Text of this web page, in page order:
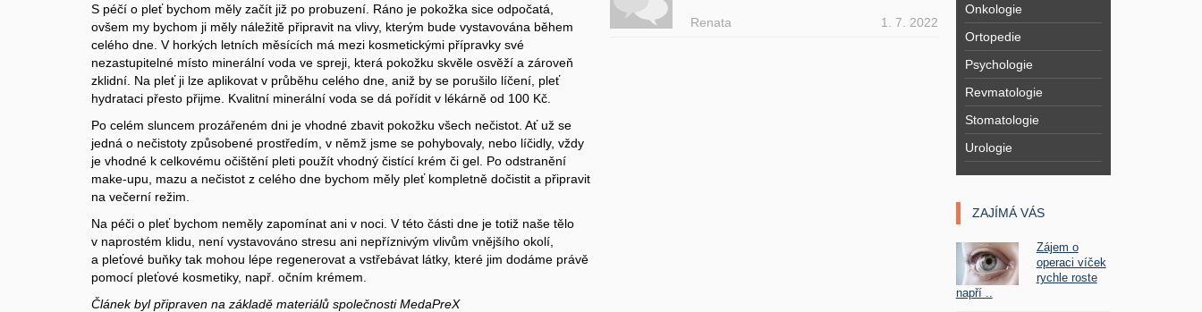
S péčí o pleť bychom měly začít již po probuzení. Ráno je pokožka sice odpočatá,
ovšem my bychom ji měly náležitě připravit na vlivy, kterým bude vystavována během
celého dne. V horkých letních měsících má mezi kosmetickými přípravky své
nezastupitelné místo minerální voda ve spreji, která pokožku skvěle osvěží a zároveň
zklidní. Na pleť ji lze aplikovat v průběhu celého dne, aniž by se porušilo líčení, pleť
hydrataci přesto přijme. Kvalitní minerální voda se dá pořídit v lékárně od 100 Kč.
Po celém sluncem prozářeném dni je vhodné zbavit pokožku všech nečistot. Ať už se
jedná o nečistoty způsobené prostředím, v němž jsme se pohybovaly, nebo líčidly, vždy
je vhodné k celkovému očištění pleti použít vhodný čistící krém či gel. Po odstranění
make-upu, mazu a nečistot z celého dne bychom měly pleť kompletně dočistit a připravit
na večerní režim.
Na péči o pleť bychom neměly zapomínat ani v noci. V této části dne je totiž naše tělo
v naprostém klidu, není vystavováno stresu ani nepříznivým vlivům vnějšího okolí,
a pleťové buňky tak mohou lépe regenerovat a vstřebávat látky, které jim dodáme právě
pomocí pleťové kosmetiky, např. očním krémem.
Článek byl připraven na základě materiálů společnosti MedaPreX
Renata 1. 7. 2022
Onkologie
Ortopedie
Psychologie
Revmatologie
Stomatologie
Urologie
ZAJÍMÁ VÁS
Zájem o
operaci víček
rychle roste
napří ..